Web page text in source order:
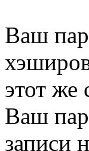
Ваш
этот же
Ваш
записи